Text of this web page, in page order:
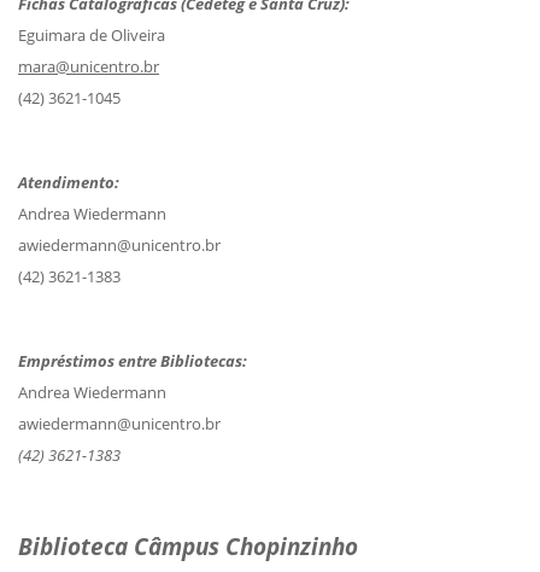
Eguimara de Oliveira
mara@unicentro.br
(42) 3621-1045
Atendimento:
Andrea Wiedermann
awiedermann@unicentro.br
(42) 3621-1383
Empréstimos entre Bibliotecas:
Andrea Wiedermann
awiedermann@unicentro.br
(42) 3621-1383
Biblioteca Câmpus Chopinzinho